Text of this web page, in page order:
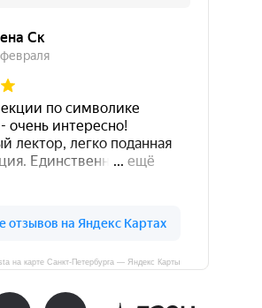
на карте Санкт-Петербурга — Яндекс Карты